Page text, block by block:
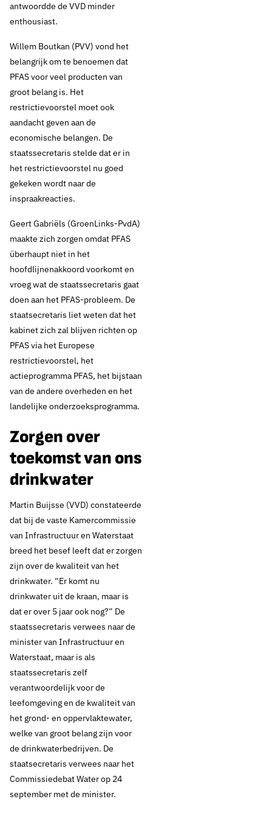
Tweede Kamer
bevraagt kabinet op
het PFAS-beleid
12 september 2024 Nieuws
Thema's:
Drinkwaterbronnen en opkomende stoffen
antwoordde de VVD minder
enthousiast.
Willem Boutkan (PVV) vond het
belangrijk om te benoemen dat
PFAS voor veel producten van
groot belang is. Het
restrictievoorstel moet ook
aandacht geven aan de
economische belangen. De
staatssecretaris stelde dat er in
het restrictievoorstel nu goed
gekeken wordt naar de
inspraakreacties.
Geert Gabriëls (GroenLinks-PvdA)
maakte zich zorgen omdat PFAS
überhaupt niet in het
hoofdlijnenakkoord voorkomt en
vroeg wat de staatssecretaris gaat
doen aan het PFAS-probleem. De
staatsecretaris liet weten dat het
kabinet zich zal blijven richten op
PFAS via het Europese
restrictievoorstel, het
actieprogramma PFAS, het bijstaan
van de andere overheden en het
landelijke onderzoeksprogramma.
Zorgen over
toekomst van ons
drinkwater
Martin Buijsse (VVD) constateerde
dat bij de vaste Kamercommissie
van Infrastructuur en Waterstaat
breed het besef leeft dat er zorgen
zijn over de kwaliteit van het
drinkwater. “Er komt nu
drinkwater uit de kraan, maar is
dat er over 5 jaar ook nog?” De
staatssecretaris verwees naar de
minister van Infrastructuur en
Waterstaat, maar is als
staatssecretaris zelf
verantwoordelijk voor de
leefomgeving en de kwaliteit van
het grond- en oppervlaktewater,
welke van groot belang zijn voor
de drinkwaterbedrijven. De
staatsecretaris verwees naar het
Commissiedebat Water op 24
september met de minister.